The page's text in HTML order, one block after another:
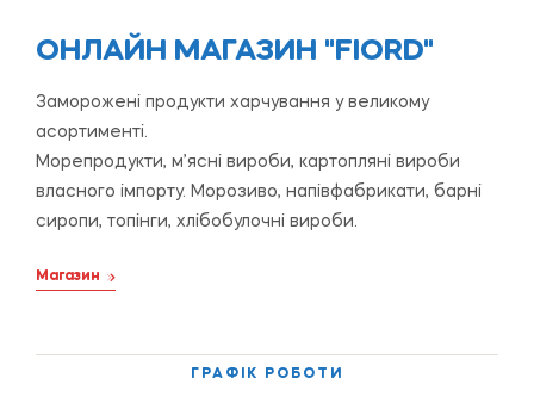
ОНЛАЙН МАГАЗИН "FIORD"
Заморожені продукти харчування у великому
асортименті.
Морепродукти, м’ясні вироби, картопляні вироби
власного імпорту. Морозиво, напівфабрикати, барні
сиропи, топінги, хлібобулочні вироби.
Магазин
ГРАФІК РОБОТИ